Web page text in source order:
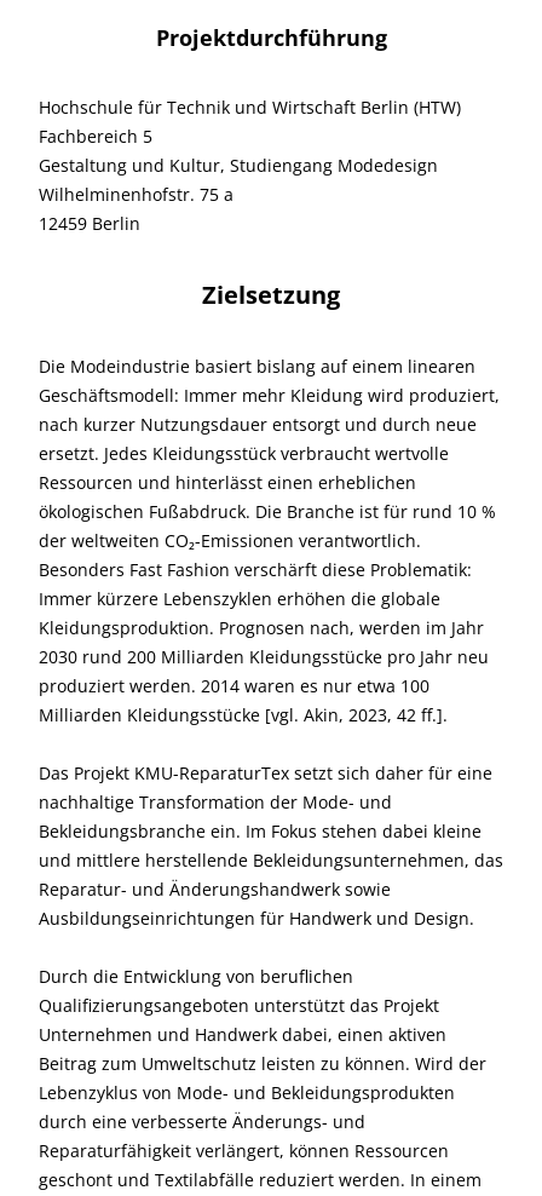
Projektdurchführung
Hochschule für Technik und Wirtschaft Berlin (HTW)
Fachbereich 5
Gestaltung und Kultur, Studiengang Modedesign
Wilhelminenhofstr. 75 a
12459 Berlin
Zielsetzung
Die Modeindustrie basiert bislang auf einem linearen
Geschäftsmodell: Immer mehr Kleidung wird produziert,
nach kurzer Nutzungsdauer entsorgt und durch neue
ersetzt. Jedes Kleidungsstück verbraucht wertvolle
Ressourcen und hinterlässt einen erheblichen
ökologischen Fußabdruck. Die Branche ist für rund 10 %
der weltweiten CO₂-Emissionen verantwortlich.
Besonders Fast Fashion verschärft diese Problematik:
Immer kürzere Lebenszyklen erhöhen die globale
Kleidungsproduktion. Prognosen nach, werden im Jahr
2030 rund 200 Milliarden Kleidungsstücke pro Jahr neu
produziert werden. 2014 waren es nur etwa 100
Milliarden Kleidungsstücke [vgl. Akin, 2023, 42 ff.].
Das Projekt KMU-ReparaturTex setzt sich daher für eine
nachhaltige Transformation der Mode- und
Bekleidungsbranche ein. Im Fokus stehen dabei kleine
und mittlere herstellende Bekleidungsunternehmen, das
Reparatur- und Änderungshandwerk sowie
Ausbildungseinrichtungen für Handwerk und Design.
Durch die Entwicklung von beruflichen
Qualifizierungsangeboten unterstützt das Projekt
Unternehmen und Handwerk dabei, einen aktiven
Beitrag zum Umweltschutz leisten zu können. Wird der
Lebenzyklus von Mode- und Bekleidungsprodukten
durch eine verbesserte Änderungs- und
Reparaturfähigkeit verlängert, können Ressourcen
geschont und Textilabfälle reduziert werden. In einem